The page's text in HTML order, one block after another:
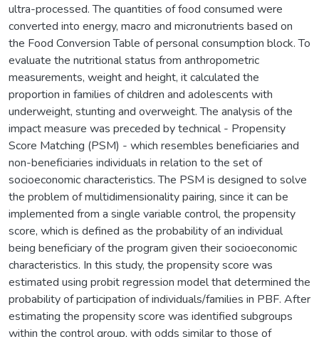
ultra-processed. The quantities of food consumed were
converted into energy, macro and micronutrients based on
the Food Conversion Table of personal consumption block. To
evaluate the nutritional status from anthropometric
measurements, weight and height, it calculated the
proportion in families of children and adolescents with
underweight, stunting and overweight. The analysis of the
impact measure was preceded by technical - Propensity
Score Matching (PSM) - which resembles beneficiaries and
non-beneficiaries individuals in relation to the set of
socioeconomic characteristics. The PSM is designed to solve
the problem of multidimensionality pairing, since it can be
implemented from a single variable control, the propensity
score, which is defined as the probability of an individual
being beneficiary of the program given their socioeconomic
characteristics. In this study, the propensity score was
estimated using probit regression model that determined the
probability of participation of individuals/families in PBF. After
estimating the propensity score was identified subgroups
within the control group, with odds similar to those of